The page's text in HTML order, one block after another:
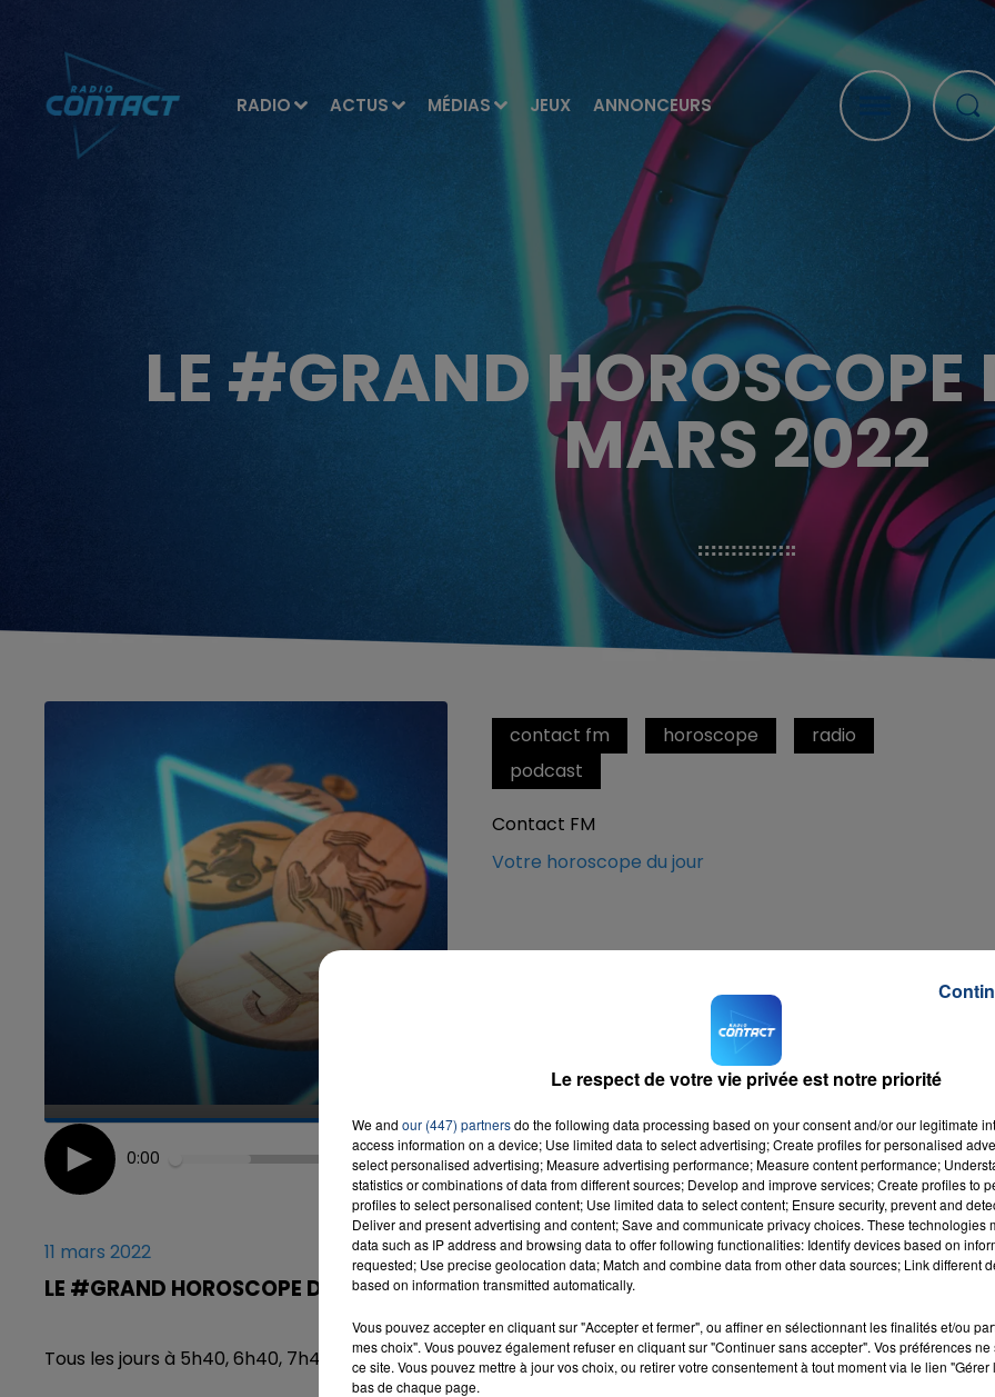
RADIO ACTUS MÉDIAS JEUX ANNONCEURS
LE #GRAND HOROSCOPE
MARS 2022
contact fm horoscope
radio
podcast
Contact FM
Votre horoscope du jour
0:00
11 mars 2022
LE #GRAND HOROSCOPE DU JEUDI 11 MARS 2022
Tous les jours à 5h40, 6h40, 7h40 et 8h40, retrouvez le #Grand Horoscope sur Contact FM
Le respect de votre vie privée est notre priorité
We and our (447) partnersdo the following data processing based on your consent and/or our legitimate
access information on a device; Use limited data to select advertising; Create profiles for personalised
select personalised advertising; Measure advertising performance; Measure content performance;
statistics or combinations of data from different sources; Develop and improve services; Create profiles to
profiles to select personalised content; Use limited data to select content; Ensure security, prevent and
Deliver and present advertising and content; Save and communicate privacy choices. These technologies
data such as IP address and browsing data to offer following functionalities: Identify devices based on
requested; Use precise geolocation data; Match and combine data from other data sources; Link different
based on information transmitted automatically.
Vous pouvez accepter en cliquant sur "Accepter et fermer", ou affiner en sélectionnant les finalités et/ou
mes choix". Vous pouvez également refuser en cliquant sur "Continuer sans accepter". Vos préférences
ce site. Vous pouvez mettre à jour vos choix, ou retirer votre consentement à tout moment via le lien
bas de chaque page.